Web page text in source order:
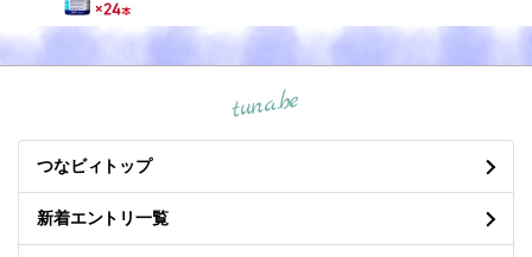
tuna.be
つなビィトップ
新着エントリ一覧